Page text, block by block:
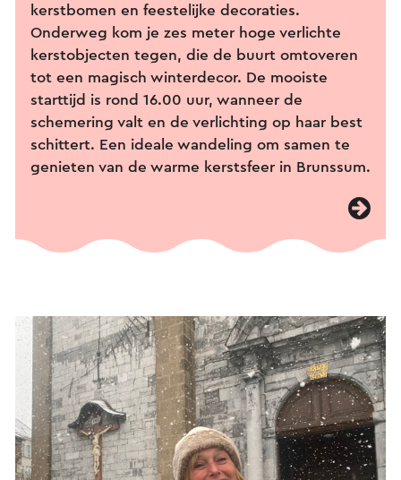
kerstbomen en feestelijke decoraties.
Onderweg kom je zes meter hoge verlichte
kerstobjecten tegen, die de buurt omtoveren
tot een magisch winterdecor. De mooiste
starttijd is rond 16.00 uur, wanneer de
schemering valt en de verlichting op haar best
schittert. Een ideale wandeling om samen te
genieten van de warme kerstsfeer in Brunssum.